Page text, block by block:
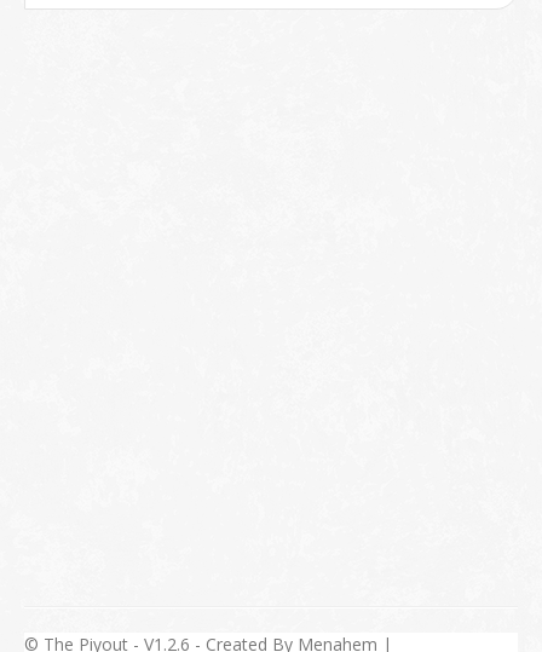
© The Piyout - V1.2.6 - Created By Menahem |